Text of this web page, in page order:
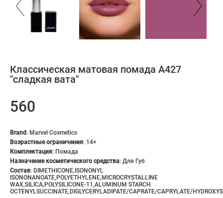
Классическая матовая помада A427
"сладкая вата"
560
Brand: Marvel Cosmetics
Возрастные ограничения: 14+
Комплектация: Помада
Назначение косметического средства: Для Губ
Состав: DIMETHICONE,ISONONYL
ISONONANOATE,POLYETHYLENE,MICROCRYSTALLINE
WAX,SILICA,POLYSILICONE-11,ALUMINUM STARCH
OCTENYLSUCCINATE,DIGLYCERYLADIPATE/CAPRATE/CAPRYLATE/